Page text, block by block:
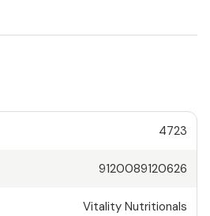
4723
9120089120626
Vitality Nutritionals